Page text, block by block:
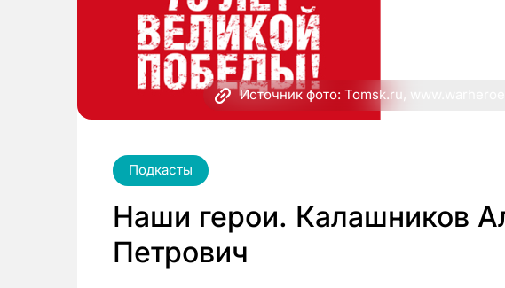
Источник фото: Tomsk.ru,
Подкасты
Наши герои. Калашников
Петрович